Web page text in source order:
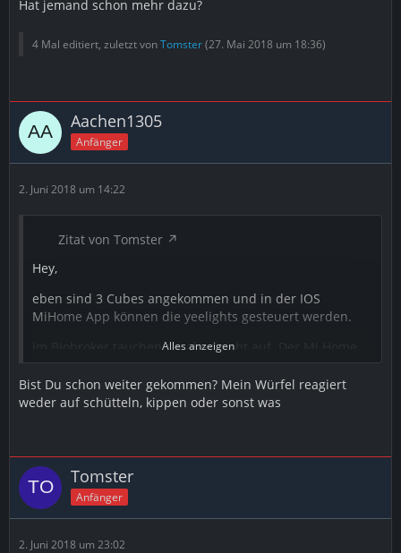
Hat jemand schon mehr dazu?
4 Mal editiert, zuletzt vonTomster(27. Mai 2018 um 18:36)
Aachen1305
Anfänger
2. Juni 2018 um 14:22
Zitat von Tomster
Hey,
eben sind 3 Cubes angekommen und in der IOS
MiHome App können die yeelights gesteuert werden.
Im Biobroker tauchen sie aber nicht auf. Der Mi Home
Adapter läuft. Hub, Türsensoren und Schalter sind und
waren da aber die Cubes tauchen nicht auf. im Log der
gleiche Fehler wie bei Lospiratos.
Mi Gateway Adapter ist die Version 1.0.5
Hoffe hier kann einer helfen.
Grüße
Alles anzeigen
Bist Du schon weiter gekommen? Mein Würfel reagiert
weder auf schütteln, kippen oder sonst was
Tomster
Anfänger
2. Juni 2018 um 23:02